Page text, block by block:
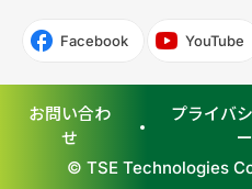
Facebook YouTube
お問い合わ
せ
プライバ
ー
© TSE Technologies